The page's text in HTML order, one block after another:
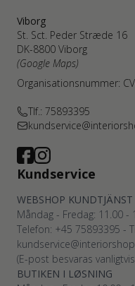
Viborg
St. Sct. Peder Stræde 16
DK-8800 Viborg
(Google Maps)
Organisationsnummer:
Tlf.: 75893395
Kundservice
WEBSHOP KUNDTJÄNST
Måndag - Fredag: 11.00 -
Telefon: +45 75893395 -
(E-post besvaras
BUTIKEN I LØSNING